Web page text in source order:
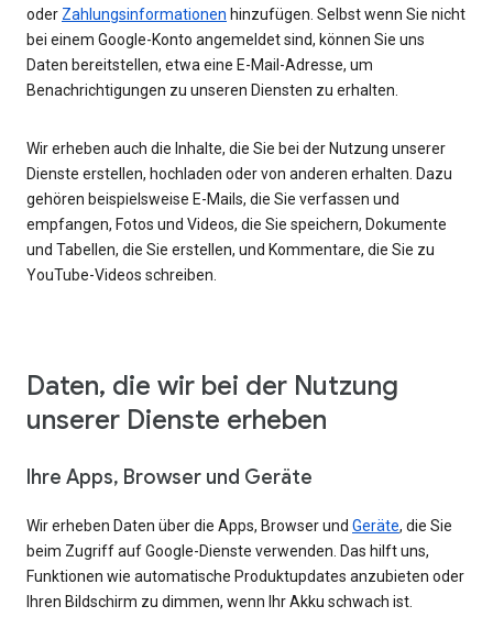
oder Zahlungsinformationen hinzufügen. Selbst wenn Sie nicht
bei einem Google-Konto angemeldet sind, können Sie uns
Daten bereitstellen, etwa eine E-Mail-Adresse, um
Benachrichtigungen zu unseren Diensten zu erhalten.
Wir erheben auch die Inhalte, die Sie bei der Nutzung unserer
Dienste erstellen, hochladen oder von anderen erhalten. Dazu
gehören beispielsweise E-Mails, die Sie verfassen und
empfangen, Fotos und Videos, die Sie speichern, Dokumente
und Tabellen, die Sie erstellen, und Kommentare, die Sie zu
YouTube-Videos schreiben.
Daten, die wir bei der Nutzung
unserer Dienste erheben
Ihre Apps, Browser und Geräte
Wir erheben Daten über die Apps, Browser und Geräte, die Sie
beim Zugriff auf Google-Dienste verwenden. Das hilft uns,
Funktionen wie automatische Produktupdates anzubieten oder
Ihren Bildschirm zu dimmen, wenn Ihr Akku schwach ist.